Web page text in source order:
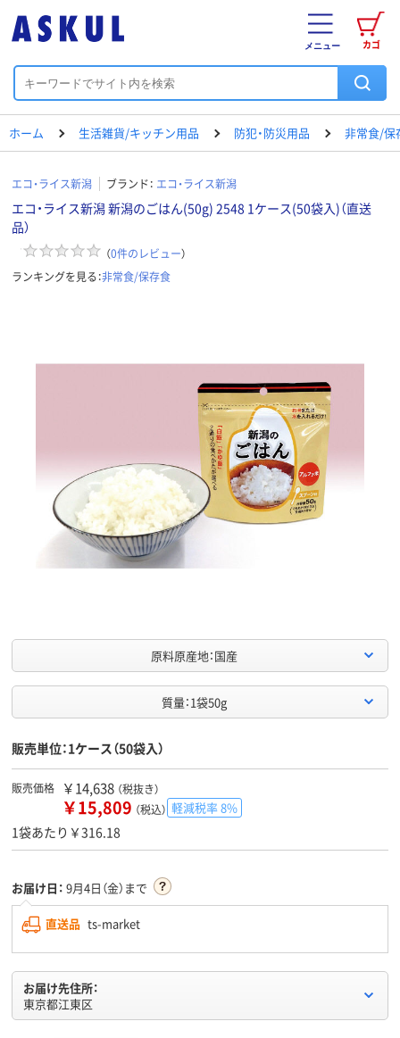
カゴ
メニュー
ホーム 生活雑貨/キッチン用品 防犯・防災用品 非常食/保
エコ・ライス新潟 ブランド： エコ・ライス新潟
エコ・ライス新潟 新潟のごはん(50g) 2548 1ケース(50袋入)（直送
品）
（0件のレビュー）
ランキングを見る：非常食/保存食
原料原産地：国産
質量：1袋50g
販売単位：1ケース（50袋入）
販売価格 ￥14,638 （税抜き）
￥15,809 （税込） 軽減税率 8%
1袋あたり￥316.18
お届け日： 9月4日（金）まで
直送品 ts-market
お届け先住所：
東京都江東区